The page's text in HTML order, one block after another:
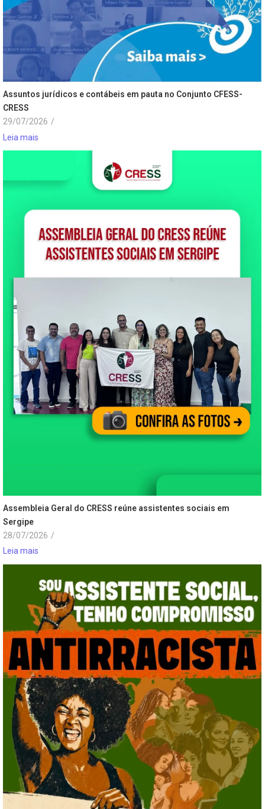
Assuntos jurídicos e contábeis em pauta no Conjunto CFESS-
CRESS
29/07/2026 /
Leia mais
Assembleia Geral do CRESS reúne assistentes sociais em
Sergipe
28/07/2026 /
Leia mais